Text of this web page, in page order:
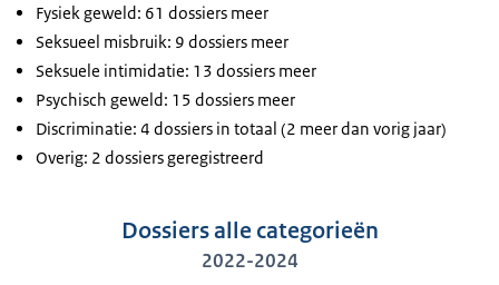
Fysiek geweld: 61 dossiers meer
Seksueel misbruik: 9 dossiers meer
Seksuele intimidatie: 13 dossiers meer
Psychisch geweld: 15 dossiers meer
Discriminatie: 4 dossiers in totaal (2 meer dan vorig jaar)
Overig: 2 dossiers geregistreerd
Dossiers alle categorieën
2022-2024